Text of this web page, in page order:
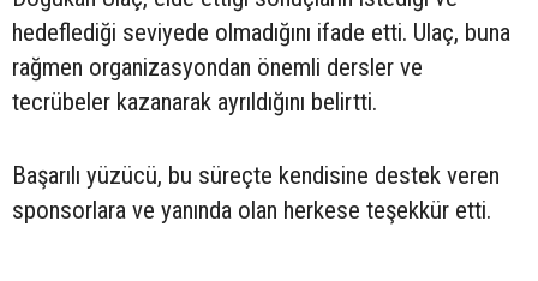
hedeflediği seviyede olmadığını ifade etti. Ulaç, buna
rağmen organizasyondan önemli dersler ve
tecrübeler kazanarak ayrıldığını belirtti.
Başarılı yüzücü, bu süreçte kendisine destek veren
sponsorlara ve yanında olan herkese teşekkür etti.